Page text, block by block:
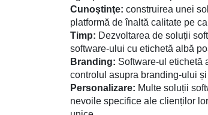
Cunoştinţe: construirea unei
platformă de înaltă calitate pe
Timp: Dezvoltarea de soluții
software-ului cu etichetă albă
Branding: Software-ul etichetă
controlul asupra branding-ului
Personalizare: Multe soluții
nevoile specifice ale clienților